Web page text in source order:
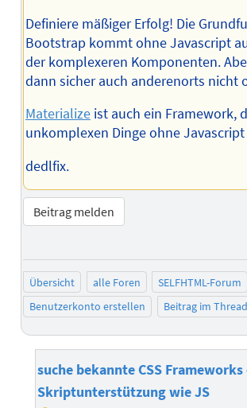
Definiere mäßiger Erfolg! Die
Bootstrap kommt ohne Javascript
der komplexeren Komponenten.
dann sicher auch anderenorts nicht
Materializeist auch ein Framework,
unkomplexen Dinge ohne
dedlfix.
Beitrag melden
Übersicht alle Foren SELFHTML-Forum
Benutzerkonto erstellen
Beitrag im
suche bekannte CSS Frameworks
Skriptunterstützung wie JS